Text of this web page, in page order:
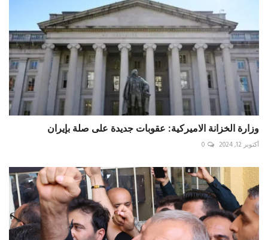
وزارة الخزانة الاميركية: عقوبات جديدة على صلة بإيران
أكتوبر 12, 2024 0